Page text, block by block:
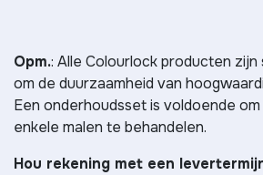
Opm.: Alle Colourlock producten
om de duurzaamheid van
Een onderhoudsset is voldoende
enkele malen te behandelen.
Hou rekening met een